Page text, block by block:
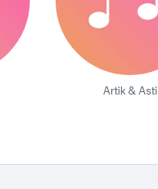
Artik & Asti